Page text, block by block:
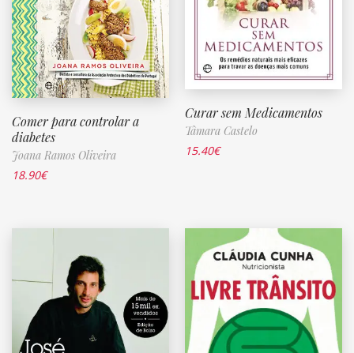
Comer para controlar a
diabetes
Joana Ramos Oliveira
18.90€
Curar sem Medicamentos
Tâmara Castelo
15.40€